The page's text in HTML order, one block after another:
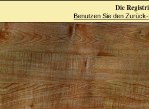
Die
Benutzen Sie den